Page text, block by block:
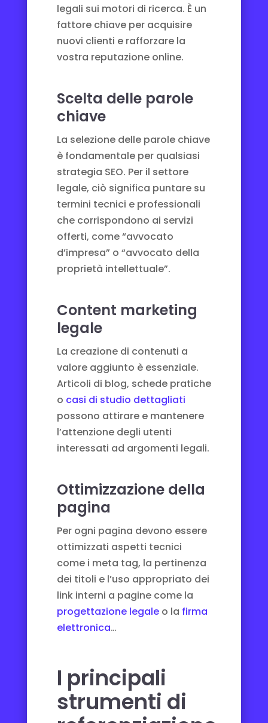
legali sui motori di ricerca. È un
fattore chiave per acquisire
nuovi clienti e rafforzare la
vostra reputazione online.
Scelta delle parole
chiave
La selezione delle parole chiave
è fondamentale per qualsiasi
strategia SEO. Per il settore
legale, ciò significa puntare su
termini tecnici e professionali
che corrispondono ai servizi
offerti, come “avvocato
d’impresa” o “avvocato della
proprietà intellettuale”.
Content marketing
legale
La creazione di contenuti a
valore aggiunto è essenziale.
Articoli di blog, schede pratiche
o casi di studio dettagliati
possono attirare e mantenere
l’attenzione degli utenti
interessati ad argomenti legali.
Ottimizzazione della
pagina
Per ogni pagina devono essere
ottimizzati aspetti tecnici
come i meta tag, la pertinenza
dei titoli e l’uso appropriato dei
link interni a pagine come la
progettazione legaleo la firma
elettronica…
I principali
strumenti di